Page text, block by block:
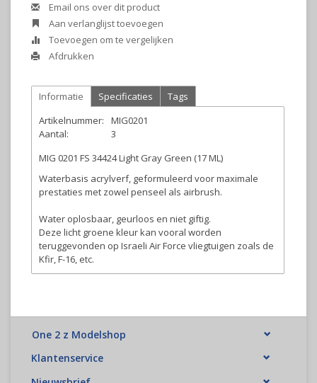
Email ons over dit product
Aan verlanglijst toevoegen
Toevoegen om te vergelijken
Afdrukken
Informatie Specificaties
Tags
Artikelnummer:
MIG0201
Aantal:
3
MIG 0201 FS 34424 Light Gray Green (17 ML)
Waterbasis acrylverf, geformuleerd voor maximale
prestaties met zowel penseel als airbrush.
Water oplosbaar, geurloos en niet giftig.
Deze licht groene kleur kan vooral worden
teruggevonden op Israeli Air Force vliegtuigen zoals de
Kfir, F-16, etc.
One 2 z Modelshop
Klantenservice